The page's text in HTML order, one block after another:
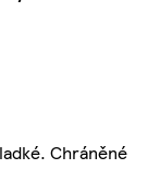
Chráněné